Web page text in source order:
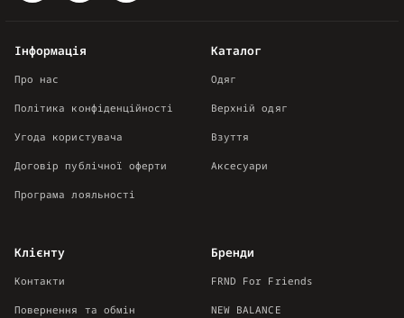
Каталог
Одяг
Верхній одяг
Взуття
Аксесуари
Інформація
Про нас
Політика конфіденційності
Угода користувача
Договір публічної оферти
Програма лояльності
Клієнту
Контакти
Повернення та обмін
Бренди
FRND For Friends
NEW BALANCE